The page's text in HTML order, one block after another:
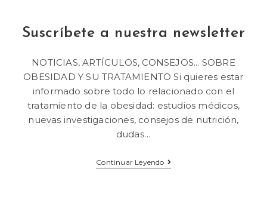
Suscríbete a nuestra newsletter
NOTICIAS, ARTÍCULOS, CONSEJOS... SOBRE
OBESIDAD Y SU TRATAMIENTO Si quieres estar
informado sobre todo lo relacionado con el
tratamiento de la obesidad: estudios médicos,
nuevas investigaciones, consejos de nutrición,
dudas…
Continuar Leyendo